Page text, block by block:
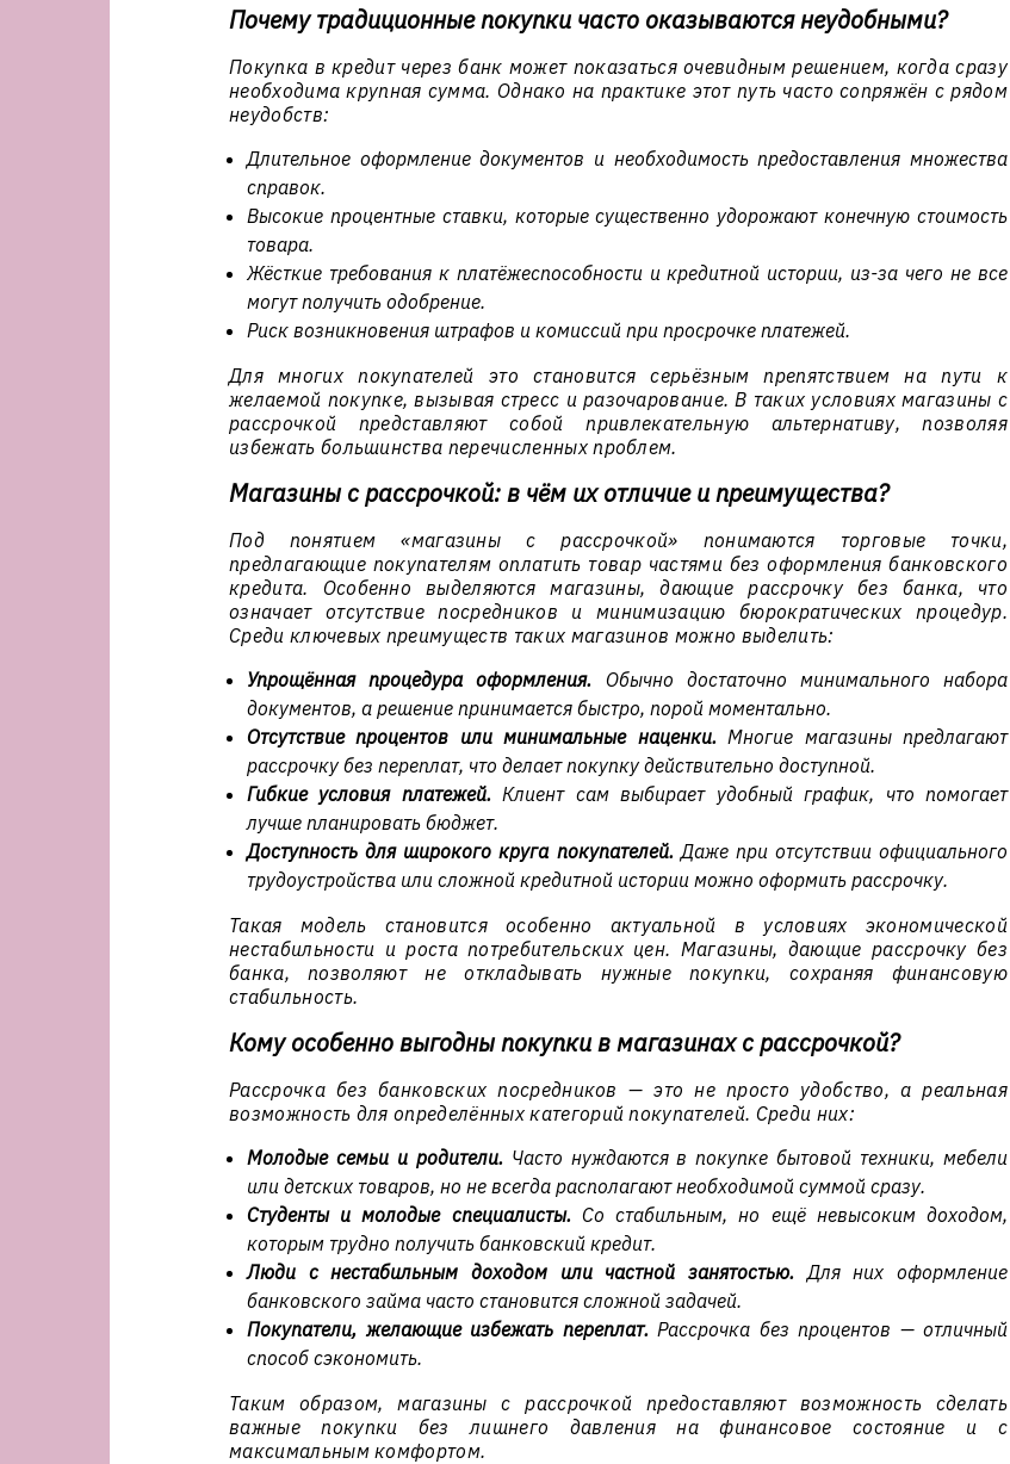
Почему традиционные покупки часто оказываются неудобными?
Покупка в кредит через банк может показаться очевидным решением, когда сразу
необходима крупная сумма. Однако на практике этот путь часто сопряжён с рядом
неудобств:
Длительное оформление документов и необходимость предоставления множества
справок.
Высокие процентные ставки, которые существенно удорожают конечную стоимость
товара.
Жёсткие требования к платёжеспособности и кредитной истории, из-за чего не все
могут получить одобрение.
Риск возникновения штрафов и комиссий при просрочке платежей.
Для многих покупателей это становится серьёзным препятствием на пути к
желаемой покупке, вызывая стресс и разочарование. В таких условиях магазины с
рассрочкой представляют собой привлекательную альтернативу, позволяя
избежать большинства перечисленных проблем.
Магазины с рассрочкой: в чём их отличие и преимущества?
Под понятием «магазины с рассрочкой» понимаются торговые точки,
предлагающие покупателям оплатить товар частями без оформления банковского
кредита. Особенно выделяются магазины, дающие рассрочку без банка, что
означает отсутствие посредников и минимизацию бюрократических процедур.
Среди ключевых преимуществ таких магазинов можно выделить:
Упрощённая процедура оформления. Обычно достаточно минимального набора
документов, а решение принимается быстро, порой моментально.
Отсутствие процентов или минимальные наценки.Многие магазины предлагают
рассрочку без переплат, что делает покупку действительно доступной.
Гибкие условия платежей.Клиент сам выбирает удобный график, что помогает
лучше планировать бюджет.
Доступность для широкого круга покупателей.Даже при отсутствии официального
трудоустройства или сложной кредитной истории можно оформить рассрочку.
Такая модель становится особенно актуальной в условиях экономической
нестабильности и роста потребительских цен. Магазины, дающие рассрочку без
банка, позволяют не откладывать нужные покупки, сохраняя финансовую
стабильность.
Кому особенно выгодны покупки в магазинах с рассрочкой?
Рассрочка без банковских посредников — это не просто удобство, а реальная
возможность для определённых категорий покупателей. Среди них:
Молодые семьи и родители.Часто нуждаются в покупке бытовой техники, мебели
или детских товаров, но не всегда располагают необходимой суммой сразу.
Студенты и молодые специалисты.Со стабильным, но ещё невысоким доходом,
которым трудно получить банковский кредит.
Люди с нестабильным доходом или частной занятостью. Для них оформление
банковского займа часто становится сложной задачей.
Покупатели, желающие избежать переплат.Рассрочка без процентов — отличный
способ сэкономить.
Таким образом, магазины с рассрочкой предоставляют возможность сделать
важные покупки без лишнего давления на финансовое состояние и с
максимальным комфортом.